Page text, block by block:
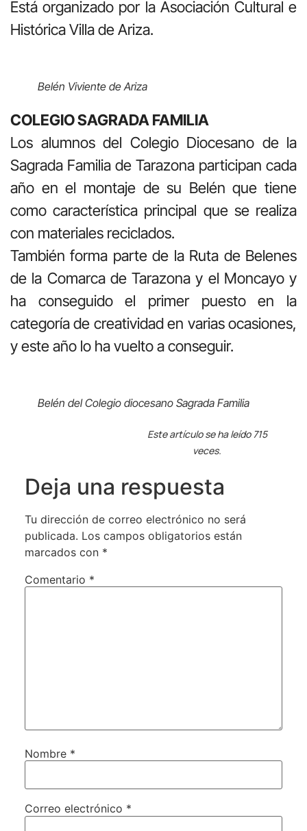
Está organizado por la Asociación Cultural e
Histórica Villa de Ariza.
Belén Viviente de Ariza
COLEGIO SAGRADA FAMILIA
Los alumnos del Colegio Diocesano de la
Sagrada Familia de Tarazona participan cada
año en el montaje de su Belén que tiene
como característica principal que se realiza
con materiales reciclados.
También forma parte de la Ruta de Belenes
de la Comarca de Tarazona y el Moncayo y
ha conseguido el primer puesto en la
categoría de creatividad en varias ocasiones,
y este año lo ha vuelto a conseguir.
Belén del Colegio diocesano Sagrada Familia
Este artículo se ha leído 715
veces.
Deja una respuesta
Tu dirección de correo electrónico no será
publicada. Los campos obligatorios están
marcados con *
Comentario *
Nombre *
Correo electrónico *